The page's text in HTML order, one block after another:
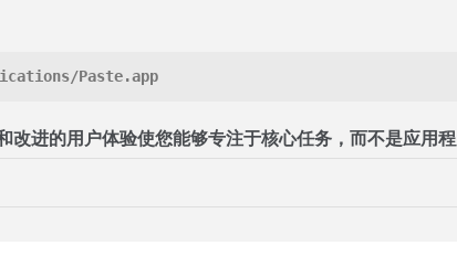
Paste.app
进的用户体验使您能够专注于核心任务，而不是应用程